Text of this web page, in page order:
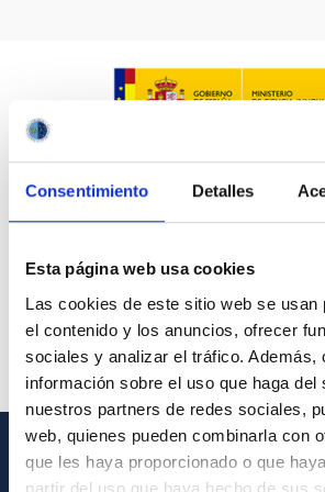
Consentimiento Detalles
Esta página web usa cookies
Las cookies de este sitio web se usan
el contenido y los anuncios, ofrecer
sociales y analizar el tráfico. Además,
información sobre el uso que haga del
nuestros partners de redes sociales,
web, quienes pueden combinarla con
que les haya proporcionado o que
partir del uso que haya hecho de sus
GENERAL INFORMATION